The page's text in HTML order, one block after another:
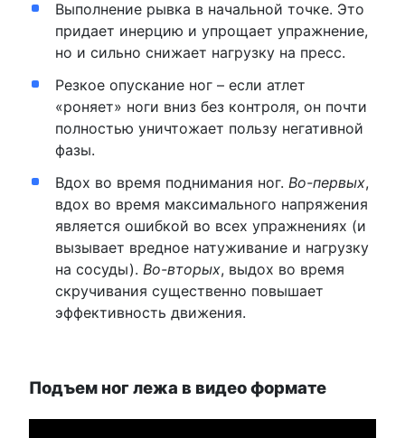
Выполнение рывка в начальной точке. Это
придает инерцию и упрощает упражнение,
но и сильно снижает нагрузку на пресс.
Резкое опускание ног – если атлет
«роняет» ноги вниз без контроля, он почти
полностью уничтожает пользу негативной
фазы.
Вдох во время поднимания ног. Во-первых,
вдох во время максимального напряжения
является ошибкой во всех упражнениях (и
вызывает вредное натуживание и нагрузку
на сосуды). Во-вторых, выдох во время
скручивания существенно повышает
эффективность движения.
Подъем ног лежа в видео формате